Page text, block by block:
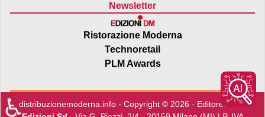
Newsletter
Ristorazione Moderna
Technoretail
PLM Awards
distribuzionemoderna.info - Copyright © 2026 - Editore:Edra